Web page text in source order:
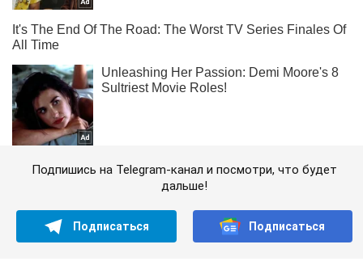
Подпишись на Telegram-канал и посмотри, что будет
дальше!
Подписаться Подписаться